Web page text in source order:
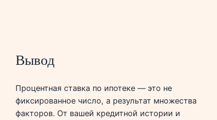
Вывод
Процентная ставка по ипотеке — это не
фиксированное число, а результат множества
факторов. От вашей кредитной истории и